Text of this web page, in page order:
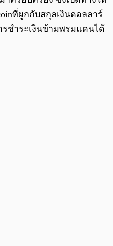
ที่ผูกกับสกุลเงินดอลลาร์
รชำระเงินข้ามพรมแดนได้